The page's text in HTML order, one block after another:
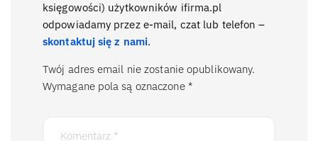
księgowości) użytkowników ifirma.pl
odpowiadamy przez e-mail, czat lub telefon –
skontaktuj się z nami.
Twój adres email nie zostanie opublikowany.
Wymagane pola są oznaczone *